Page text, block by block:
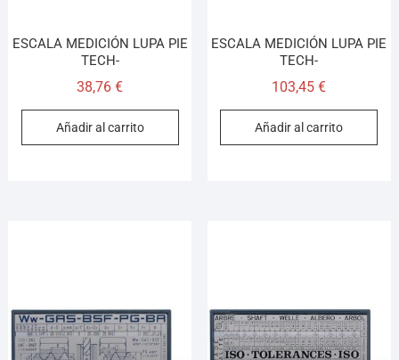
ESCALA MEDICIÓN LUPA PIE
TECH-
38,76€
Añadir al carrito
ESCALA MEDICIÓN LUPA PIE
TECH-
103,45€
Añadir al carrito